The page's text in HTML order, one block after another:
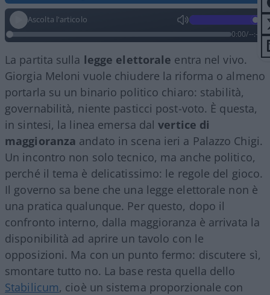
Ascolta l'articolo
0:00/--:--
La partita sulla legge elettorale entra nel vivo.
Giorgia Meloni vuole chiudere la riforma o almeno
portarla su un binario politico chiaro: stabilità,
governabilità, niente pasticci post-voto. È questa,
in sintesi, la linea emersa dalvertice di
maggioranza andato in scena ieri a Palazzo Chigi.
Un incontro non solo tecnico, ma anche politico,
perché il tema è delicatissimo: le regole del gioco.
Il governo sa bene che una legge elettorale non è
una pratica qualunque. Per questo, dopo il
confronto interno, dalla maggioranza è arrivata la
disponibilità ad aprire un tavolo con le
opposizioni. Ma con un punto fermo: discutere sì,
smontare tutto no. La base resta quella dello
Stabilicum, cioè un sistema proporzionale con